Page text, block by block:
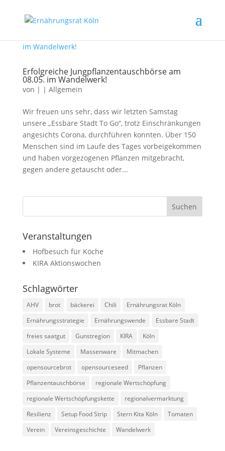
Erfolgreiche Jungpflanzen­tauschbörse am
08.05. im Wandelwerk!
von | | Allgemein
Wir freuen uns sehr, dass wir letzten Samstag
unsere „Essbare Stadt To Go“, trotz Einschränkungen
angesichts Corona, durchführen konnten. Über 150
Menschen sind im Laufe des Tages vorbeigekommen
und haben vorgezogenen Pflanzen mitgebracht,
gegen andere getauscht oder...
Veranstaltungen
Hofbesuch für Köche
KIRA Aktionswochen
Schlagwörter
AHV brot bäckerei Chili
Ernährungsrat Köln
Ernährungsstrategie
Ernährungswende
Essbare Stadt
freies saatgut
Gunstregion KIRA
Köln
Lokale Systeme
Massenware
Mitmachen
opensourcebrot
opensourceseed
Pflanzen
Pflanzentauschbörse
regionale Wertschöpfung
regionale Wertschöpfungskette
regionalvermarktung
Resilienz
Setup Food Strip Stern Kita Köln
Tomaten
Verein
Vereinsgeschichte Wandelwerk